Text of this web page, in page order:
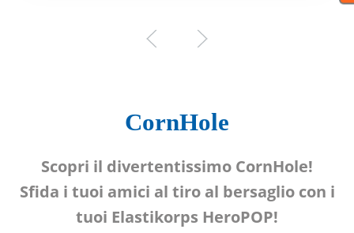
CornHole
Scopri il divertentissimo CornHole!
Sfida i tuoi amici al tiro al bersaglio con i
tuoi Elastikorps HeroPOP!